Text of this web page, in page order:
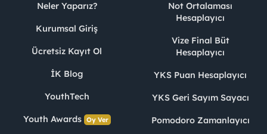
Neler Yaparız?
Kurumsal Giriş
Ücretsiz Kayıt Ol
İK Blog
YouthTech
Youth Awards Oy Ver
Not Ortalaması
Hesaplayıcı
Vize Final Büt
Hesaplayıcı
YKS Puan Hesaplayıcı
YKS Geri Sayım Sayacı
Pomodoro Zamanlayıcı